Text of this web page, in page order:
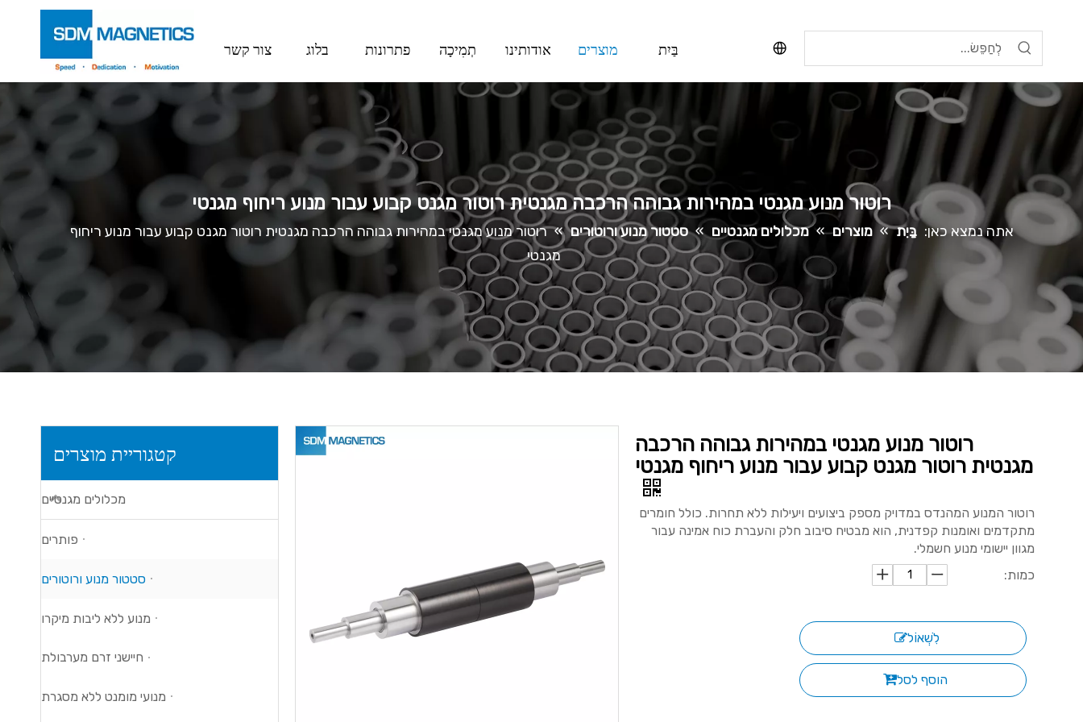
בַּיִת מוצרים אודותינו תְמִיכָה פתרונות בלוג צור קשר
רוטור מנוע מגנטי במהירות גבוהה הרכבה מגנטית רוטור מגנט קבוע עבור מנוע ריחוף מגנטי
אתה נמצא כאן: בַּיִת » מוצרים » מכלולים מגנטיים » סטטור מנוע ורוטורים » רוטור מנוע מגנטי במהירות גבוהה הרכבה מגנטית רוטור מגנט קבוע עבור מנוע ריחוף
מגנטי
קטגוריית מוצרים
מכלולים מגנטיים
פותרים
סטטור מנוע ורוטורים
מנוע ללא ליבות מיקרו
חיישני זרם מערבולת
מנועי מומנט ללא מסגרת
רוטור מנוע מגנטי במהירות גבוהה הרכבה
מגנטית רוטור מגנט קבוע עבור מנוע ריחוף מגנטי
רוטור המנוע המהנדס במדויק מספק ביצועים ויעילות ללא תחרות. כולל חומרים
מתקדמים ואומנות קפדנית, הוא מבטיח סיבוב חלק והעברת כוח אמינה עבור
מגוון יישומי מנוע חשמלי.
כמות:
לִשְׁאוֹל
הוסף לסל